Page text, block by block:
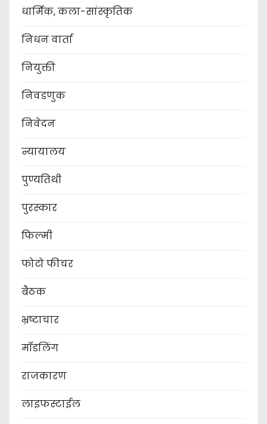
धार्मिक, कला-सांस्कृतिक
निधन वार्ता
नियुक्ती
निवडणुक
निवेदन
न्यायालय
पुण्यतिथी
पुरस्कार
फिल्मी
फोटो फीचर
बैठक
भ्रष्टाचार
मॉडलिंग
राजकारण
लाइफस्टाईल